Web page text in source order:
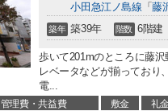
小田急江ノ島線 「藤
築年 築39年 階数 6階建
歩いて201mのところに藤
レベータなどが揃っており
電...
管理費・共益費 敷金 礼金